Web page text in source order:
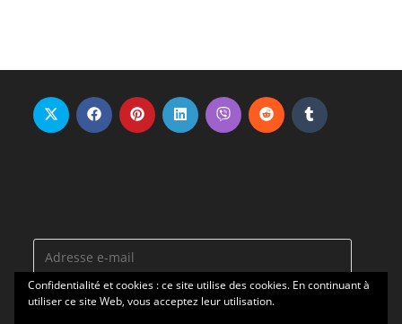
Adresse
e-
mail
ABONNEZ-VOUS
Confidentialité et cookies : ce site utilise des cookies. En continuant à
utiliser ce site Web, vous acceptez leur utilisation.